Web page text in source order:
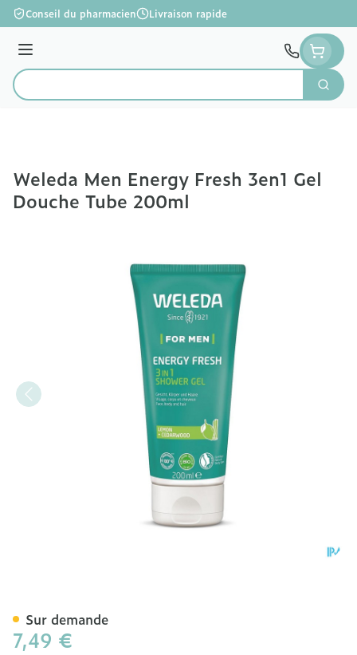
Aller au contenu
Conseil du pharmacien Livraison rapide
Menu
Rechercher
Weleda Men Energy Fresh 3en1 Gel
Douche Tube 200ml
7,49 €
Sur demande